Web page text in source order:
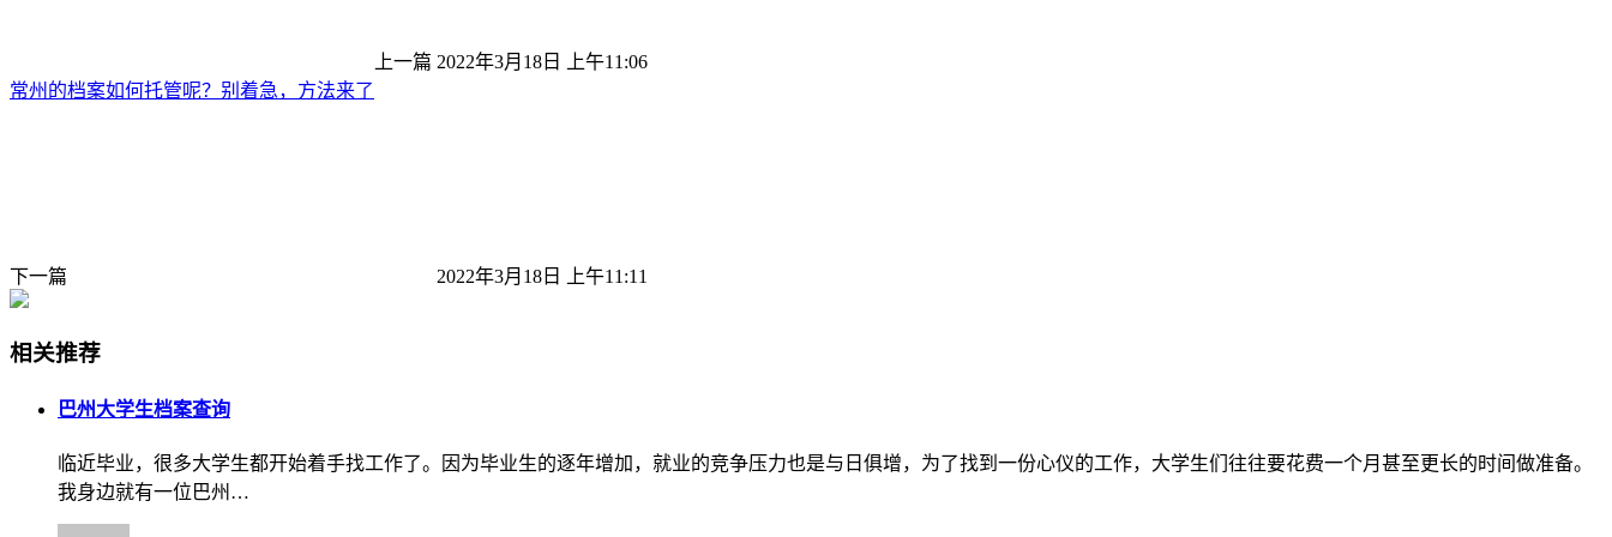
上一篇 2022年3月18日 上午11:06
常州的档案如何托管呢？别着急，方法来了
下一篇 2022年3月18日 上午11:11
相关推荐
巴州大学生档案查询
临近毕业，很多大学生都开始着手找工作了。因为毕业生的逐年增加，就业的竞争压力也是与日俱增，为了找到一份心仪的工作，大学生们往往要花费一个月甚至更长的时间做准备。
我身边就有一位巴州…